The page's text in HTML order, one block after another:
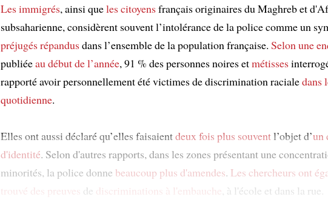
Les immigrés, ainsi queles citoyensfrançais originaires du Maghreb et
subsaharienne, considèrent souvent l’intolérance de la police comme un
préjugés répandusdans l’ensemble de la population française. Selonune
publiéeau début de l’année, 91 % des personnes noires etmétisses
rapporté avoir personnellement été victimes de discrimination racialedans
quotidienne.
Elles ont aussi déclaré qu’elles faisaientdeux fois plus souventl’objet d’un
d'identité. Selon d'autres rapports, dans les zones présentant une
minorités, la police donne beaucoup plus d'amendes. Les chercheurs ont
trouvé des preuves de discriminations à l'embauche , à l'école et dans la rue.